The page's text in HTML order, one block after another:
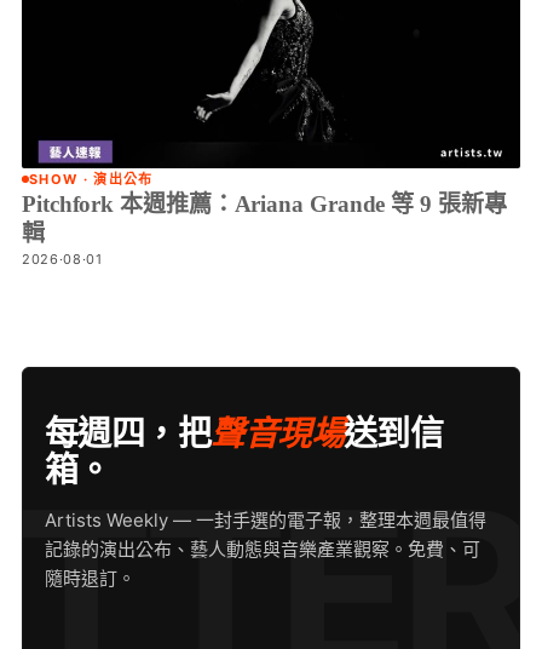
SHOW · 演出公布
Pitchfork 本週推薦：Ariana Grande 等 9 張新專
輯
2026·08·01
每週四，把聲音現場送到信
箱。
Artists Weekly — 一封手選的電子報，整理本週最值得
記錄的演出公布、藝人動態與音樂產業觀察。免費、可
隨時退訂。